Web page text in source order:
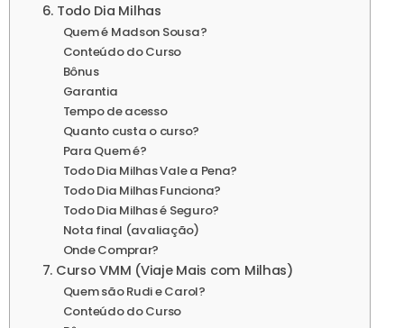
6. Todo Dia Milhas
Quem é Madson Sousa?
Conteúdo do Curso
Bônus
Garantia
Tempo de acesso
Quanto custa o curso?
Para Quem é?
Todo Dia Milhas Vale a Pena?
Todo Dia Milhas Funciona?
Todo Dia Milhas é Seguro?
Nota final (avaliação)
Onde Comprar?
7. Curso VMM (Viaje Mais com Milhas)
Quem são Rudi e Carol?
Conteúdo do Curso